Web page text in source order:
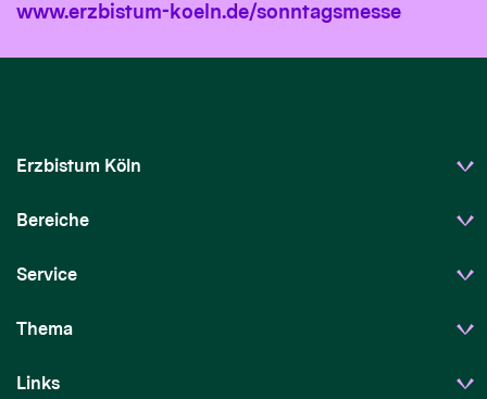
www.erzbistum-koeln.de/sonntagsmesse
Erzbistum Köln
Bereiche
Service
Thema
Links